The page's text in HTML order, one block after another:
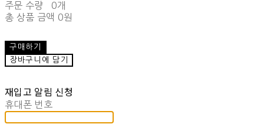
주문 수량
0개
총 상품 금액 0원
구매하기
장바구니에 담기
재입고 알림 신청
휴대폰 번호